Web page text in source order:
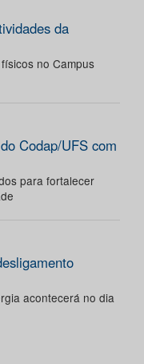
da
no Campus
Codap/UFS com
para fortalecer
acontecerá no dia